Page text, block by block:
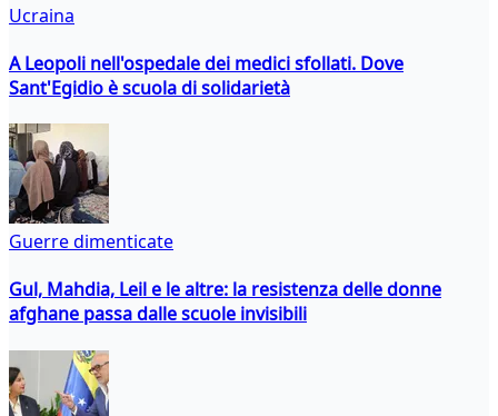
Ucraina
A Leopoli nell'ospedale dei medici sfollati. Dove
Sant'Egidio è scuola di solidarietà
Guerre dimenticate
Gul, Mahdia, Leil e le altre: la resistenza delle donne
afghane passa dalle scuole invisibili